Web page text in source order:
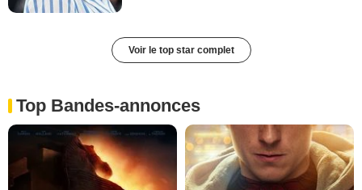
Voir le top star complet
Top Bandes-annonces